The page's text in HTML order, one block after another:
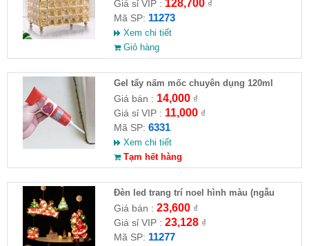
Giá sỉ VIP : 128,700₫
Mã SP: 11273
Xem chi tiết
Giỏ hàng
Gel tẩy nấm mốc chuyên dụng 120ml
Giá bán : 14,000₫
Giá sỉ VIP : 11,000₫
Mã SP: 6331
Xem chi tiết
Tạm hết hàng
Đèn led trang trí noel hình màu (ngẫu
nhiên)
Giá bán : 23,600₫
Giá sỉ VIP : 23,128₫
Mã SP: 11277